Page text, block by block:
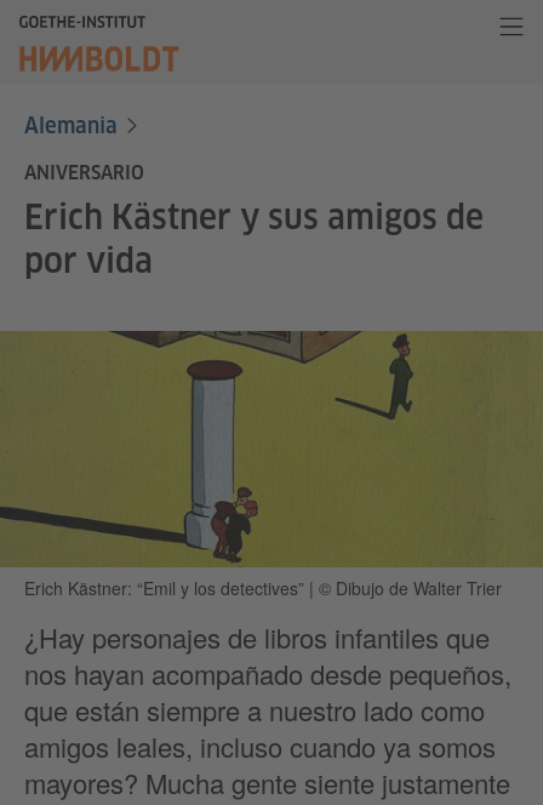
Alemania
ANIVERSARIO
Erich Kästner y sus amigos de
por vida
Erich Kästner: “Emil y los detectives” | © Dibujo de Walter Trier
¿Hay personajes de libros infantiles que
nos hayan acompañado desde pequeños,
que están siempre a nuestro lado como
amigos leales, incluso cuando ya somos
mayores? Mucha gente siente justamente